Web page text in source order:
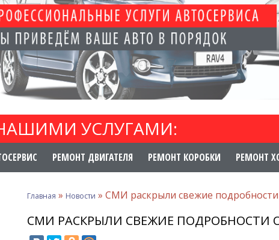
УСЛУГАМИ:
РЕМОНТ ДВИГАТЕЛЯ РЕМОНТ КОРОБКИ РЕМОНТ
Главная » Новости » СМИ раскрыли свежие
СМИ РАСКРЫЛИ СВЕЖИЕ ПОДРОБНОСТИ О